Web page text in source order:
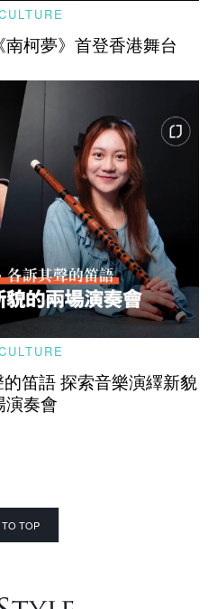
柯夢》首登香港舞台
笛語 探索音樂演繹新貌
演奏會
TO TOP